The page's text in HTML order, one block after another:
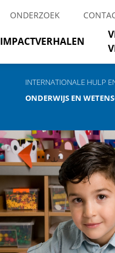
ONDERZOEK
IMPACTVERHALEN
INTERNATIONALE HULP
ONDERWIJS EN